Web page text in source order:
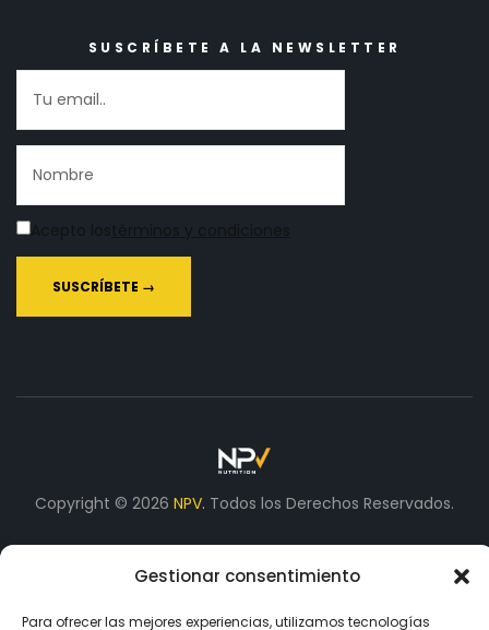
Gestionar consentimiento
Para ofrecer las mejores experiencias, utilizamos tecnologías
SUSCRÍBETE A LA NEWSLETTER
Copyright © 2026 NPV. Todos los Derechos Reservados.
Aceptamos